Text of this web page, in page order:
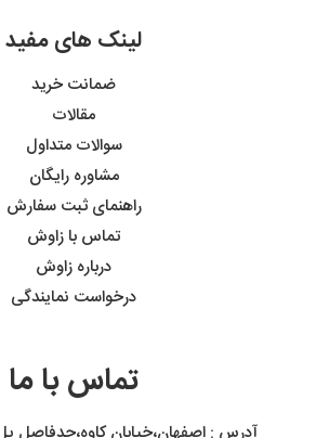
لینک های مفید
ضمانت خرید
مقالات
سوالات متداول
مشاوره رایگان
راهنمای ثبت سفارش
تماس با زاوش
درباره زاوش
درخواست نمایندگی
تماس با ما